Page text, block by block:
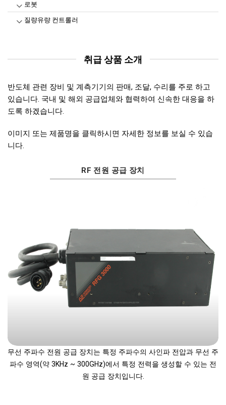
로봇
질량유량 컨트롤러
취급 상품 소개
반도체 관련 장비 및 계측기기의 판매, 조달, 수리를 주로 하고
있습니다. 국내 및 해외 공급업체와 협력하여 신속한 대응을 하
도록 하겠습니다.
이미지 또는 제품명을 클릭하시면 자세한 정보를 보실 수 있습
니다.
RF 전원 공급 장치
무선 주파수 전원 공급 장치는 특정 주파수의 사인파 전압과 무선 주
파수 영역(약 3KHz ~ 300GHz)에서 특정 전력을 생성할 수 있는 전
원 공급 장치입니다.